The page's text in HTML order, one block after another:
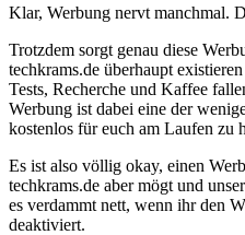
Klar, Werbung nervt manchmal.
Trotzdem sorgt genau diese
techkrams.de überhaupt
Tests, Recherche und Kaffee
Werbung ist dabei eine der
kostenlos für euch am Laufen zu
Es ist also völlig okay, einen
techkrams.de aber mögt und
es verdammt nett, wenn ihr den
deaktiviert.